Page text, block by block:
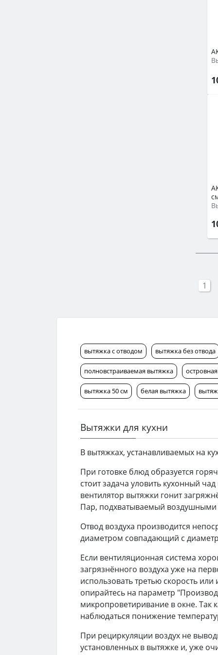
1
вытяжка с отводом вытяжка без отвода
полновстраиваемая вытяжка
вытяжка 50 см белая вытяжка
Вытяжки для кухни
В вытяжках, устанавливаемых на
При готовке блюд образуется
стоит задача уловить кухонный
вентилятор вытяжки гонит
Пар, подхватываемый воздушными
Отвод воздуха производится
диаметром совпадающий с
Если вентиляционная система
загрязнённого воздуха уже на
использовать третью скорость
опирайтесь на параметр
микропроветиривание в окне. Так
наблюдаться понижение
При рециркуляции воздух не
установленных в вытяжке и, уже